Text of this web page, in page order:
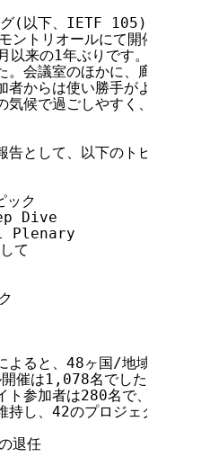
グ(以下、IETF 105)は、
ントリオールにて開催され
以来の1年ぶりです。会場も
。会議室のほかに、廊下に
者からは使い勝手がよいと
気候で過ごしやすく、参加
として、以下のトピック
ック
Dive
Plenary
て
よると、48ヶ国/地域から
催は1,078名でしたので、
ト参加者は280名で、前回よ
持し、42のプロジェクトが
退任